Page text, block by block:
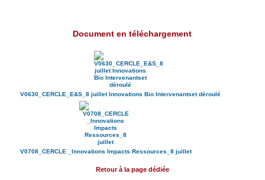
Document en téléchargement
V0630_CERCLE_E&S_8 juillet Innovations Bio Intervenantset déroulé
V0708_CERCLE _Innovations Impacts Ressources_8 juillet
Retour à la page dédiée